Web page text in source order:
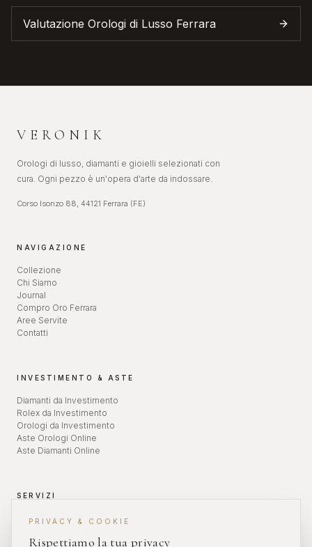
PRIVACY & COOKIE
Rispettiamo la tua privacy
Valutazione Orologi di Lusso Ferrara
VERONIK
Orologi di lusso, diamanti e gioielli selezionati con
cura. Ogni pezzo è un'opera d'arte da indossare.
Corso Isonzo 88, 44121 Ferrara (FE)
NAVIGAZIONE
Collezione
Chi Siamo
Journal
Compro Oro Ferrara
Aree Servite
Contatti
INVESTIMENTO & ASTE
Diamanti da Investimento
Rolex da Investimento
Orologi da Investimento
Aste Orologi Online
Aste Diamanti Online
SERVIZI
Valutazione Orologi
Diamanti da Investimento